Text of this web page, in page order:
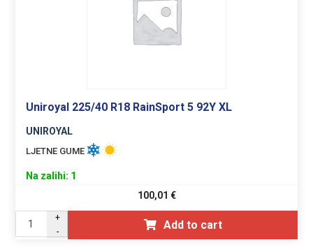
Uniroyal 225/40 R18 RainSport 5 92Y XL
UNIROYAL
LJETNE GUME
Na zalihi: 1
100,01 €
+
-
Add to cart